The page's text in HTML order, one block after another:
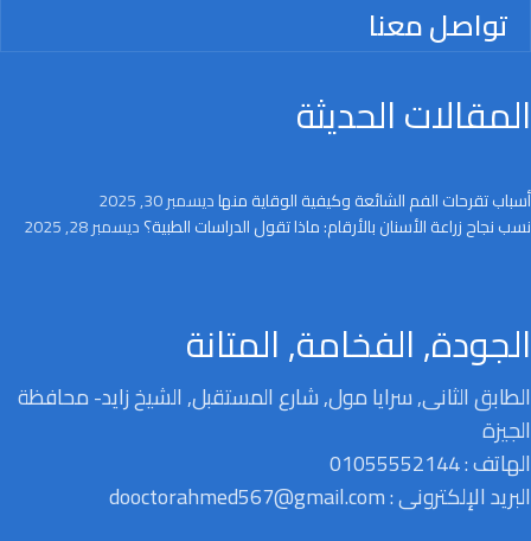
تواصل معنا
المقالات الحديثة
أسباب تقرحات الفم الشائعة وكيفية الوقاية منهاديسمبر 30, 2025
نسب نجاح زراعة الأسنان بالأرقام: ماذا تقول الدراسات الطبية؟ديسمبر 28, 2025
الجودة, الفخامة, المتانة
الطابق الثانى, سرايا مول, شارع المستقبل, الشيخ زايد- محافظة
الجيزة
الهاتف : 01055552144
البريد الإلكترونى : dooctorahmed567@gmail.com